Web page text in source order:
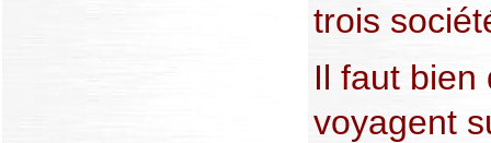
trois
Il faut bien
voyagent